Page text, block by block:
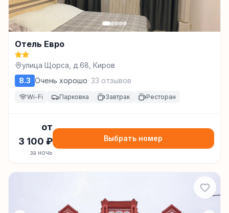
Отель Евро
улица Щорса, д.68, Киров
8.3 Очень хорошо· 33 отзывов
Wi-Fi Парковка Завтрак Ресторан
от
3 100 ₽
за ночь
Выбрать номер